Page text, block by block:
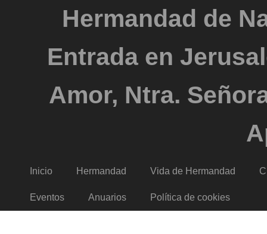
Hermandad de
Entrada en
Amor, Ntra.
Inicio Hermandad Vida de Hermandad
Eventos Anuarios Política de cookies